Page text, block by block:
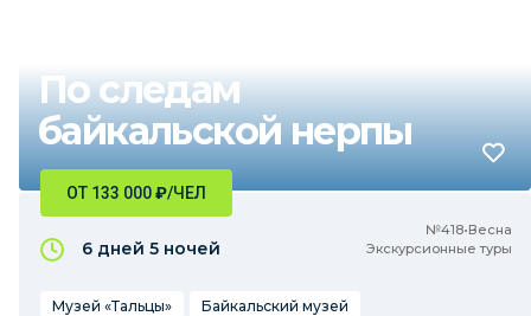
По следам
байкальской нерпы
№418•Весна
Экскурсионные туры
ОТ 133 000₽/ЧЕЛ
6 дней 5 ночей
Музей «Тальцы»
Байкальский музей